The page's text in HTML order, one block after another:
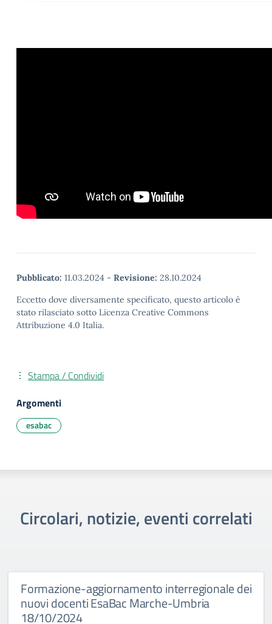
Pubblicato: 11.03.2024 - Revisione: 28.10.2024
Eccetto dove diversamente specificato, questo articolo è
stato rilasciato sotto Licenza Creative Commons
Attribuzione 4.0 Italia.
Stampa / Condividi
Argomenti
esabac
Circolari, notizie, eventi correlati
Formazione-aggiornamento interregionale dei
nuovi docenti EsaBac Marche-Umbria
18/10/2024